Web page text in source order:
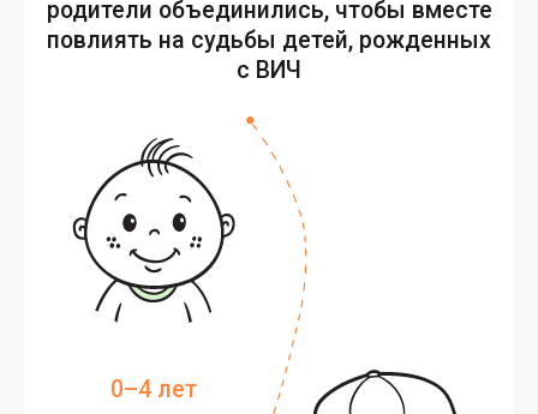
родители объединились, чтобы вместе
повлиять на судьбы детей, рожденных
с ВИЧ
0–4 лет